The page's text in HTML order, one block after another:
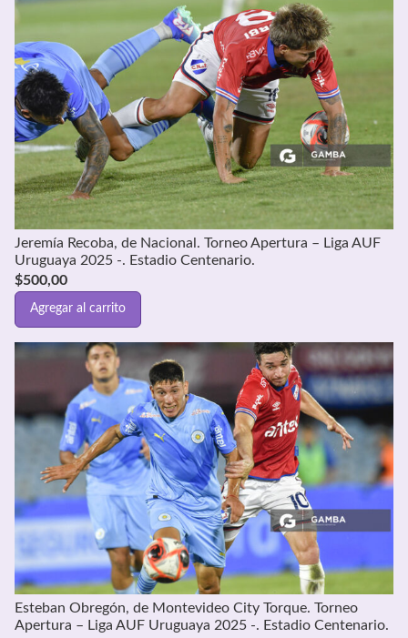
Jeremía Recoba, de Nacional. Torneo Apertura – Liga AUF
Uruguaya 2025 -. Estadio Centenario.
$500,00
Agregar al carrito
Esteban Obregón, de Montevideo City Torque. Torneo
Apertura – Liga AUF Uruguaya 2025 -. Estadio Centenario.